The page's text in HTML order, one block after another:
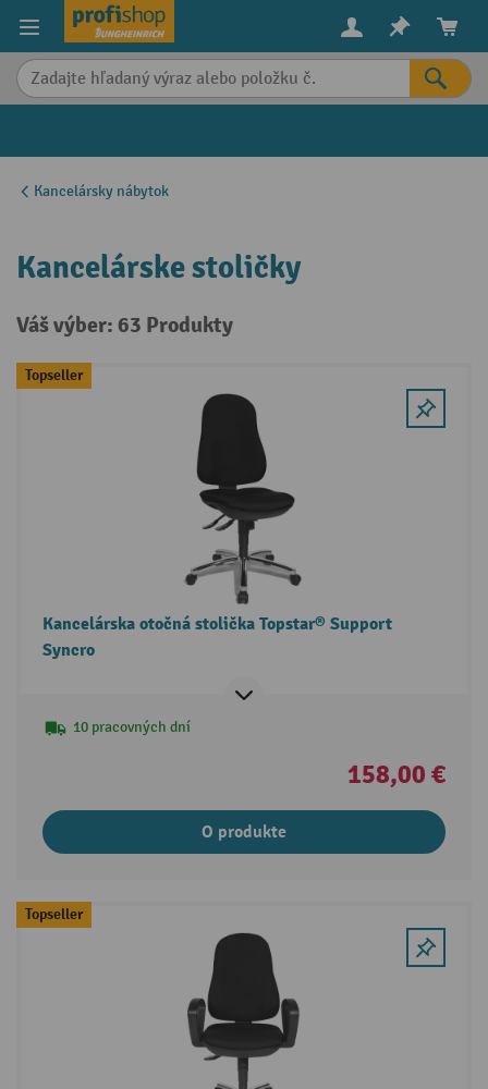
content
Kancelársky nábytok
Kancelárske stoličky
Váš výber: 63 Produkty
Topseller
Kancelárska otočná stolička Topstar® Support
Syncro
10 pracovných dní
158,00 €
O produkte
Topseller